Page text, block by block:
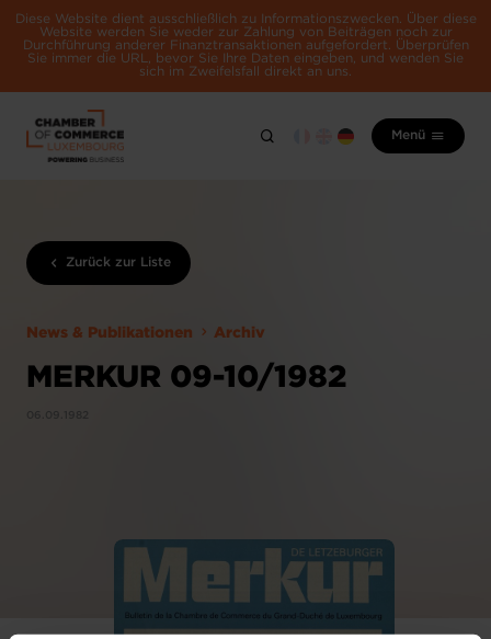
Diese Website dient ausschließlich zu Informationszwecken. Über diese
Website werden Sie weder zur Zahlung von Beiträgen noch zur
Durchführung anderer Finanztransaktionen aufgefordert. Überprüfen
Sie immer die URL, bevor Sie Ihre Daten eingeben, und wenden Sie
sich im Zweifelsfall direkt an uns.
Menü
Zurück zur Liste
News & Publikationen Archiv
MERKUR 09-10/1982